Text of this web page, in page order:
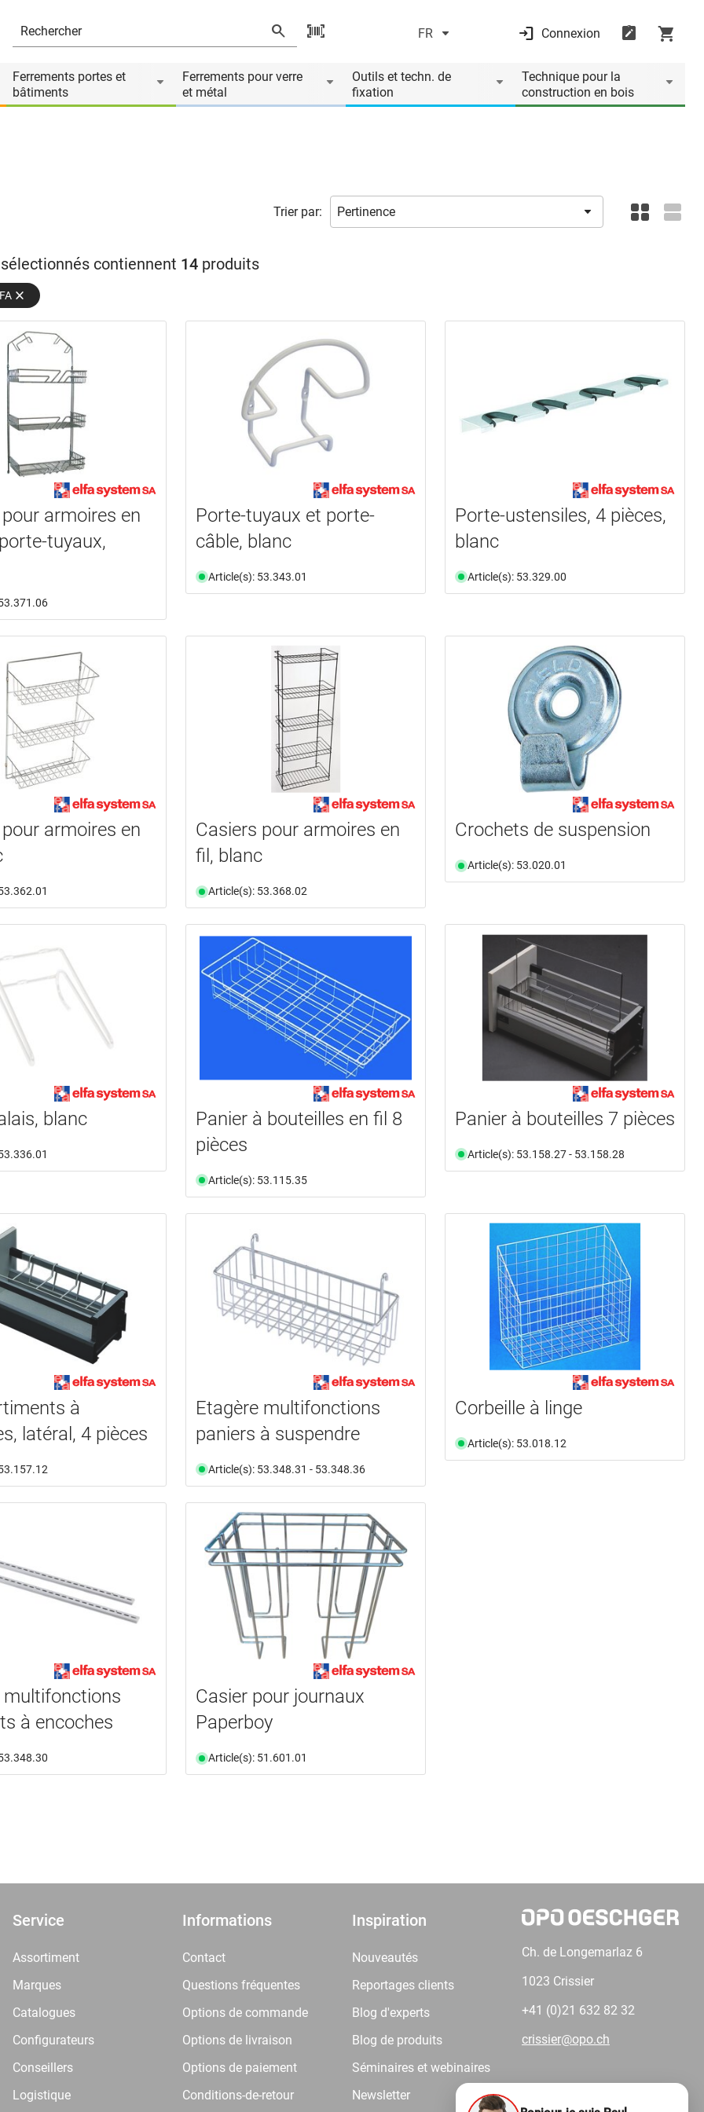
FR Connexion
Ferrements portes et
bâtiments
Ferrements pour verre
et métal
Outils et techn. de
fixation
Technique pour la
construction en bois
Trier par:
contiennent 14 produits
armoires en
tuyaux,
Porte-tuyaux et porte-
câble, blanc
Article(s): 53.343.01
Porte-ustensiles, 4 pièces,
blanc
Article(s): 53.329.00
armoires en
Casiers pour armoires en
fil, blanc
Article(s): 53.368.02
Crochets de suspension
Article(s): 53.020.01
blanc
Panier à bouteilles en fil 8
pièces
Article(s): 53.115.35
Panier à bouteilles 7 pièces
Article(s): 53.158.27 - 53.158.28
à
latéral, 4 pièces
Etagère multifonctions
paniers à suspendre
Article(s): 53.348.31 - 53.348.36
Corbeille à linge
Article(s): 53.018.12
multifonctions
à encoches
Casier pour journaux
Paperboy
Article(s): 51.601.01
Service
Assortiment
Marques
Catalogues
Configurateurs
Conseillers
Logistique
Informations
Contact
Questions fréquentes
Options de commande
Options de livraison
Options de paiement
Conditions-de-retour
Inspiration
Nouveautés
Reportages clients
Blog d'experts
Blog de produits
Séminaires et webinaires
Newsletter
Ch. de Longemarlaz 6
1023 Crissier
+41 (0)21 632 82 32
crissier@opo.ch